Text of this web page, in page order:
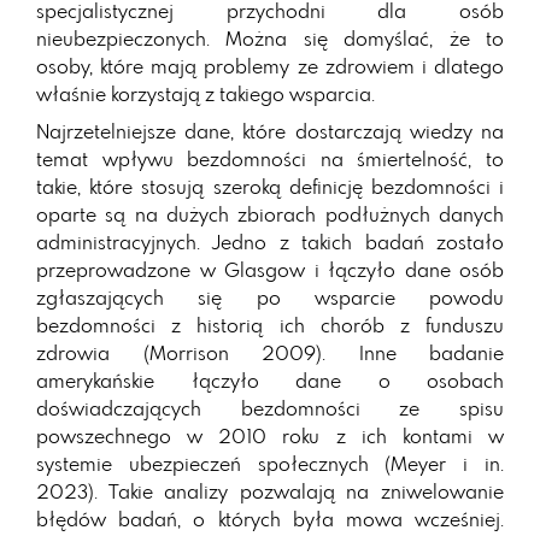
specjalistycznej przychodni dla osób
nieubezpieczonych. Można się domyślać, że to
osoby, które mają problemy ze zdrowiem i dlatego
właśnie korzystają z takiego wsparcia.
Najrzetelniejsze dane, które dostarczają wiedzy na
temat wpływu bezdomności na śmiertelność, to
takie, które stosują szeroką definicję bezdomności i
oparte są na dużych zbiorach podłużnych danych
administracyjnych. Jedno z takich badań zostało
przeprowadzone w Glasgow i łączyło dane osób
zgłaszających się po wsparcie powodu
bezdomności z historią ich chorób z funduszu
zdrowia (Morrison 2009). Inne badanie
amerykańskie łączyło dane o osobach
doświadczających bezdomności ze spisu
powszechnego w 2010 roku z ich kontami w
systemie ubezpieczeń społecznych (Meyer i in.
2023). Takie analizy pozwalają na zniwelowanie
błędów badań, o których była mowa wcześniej.